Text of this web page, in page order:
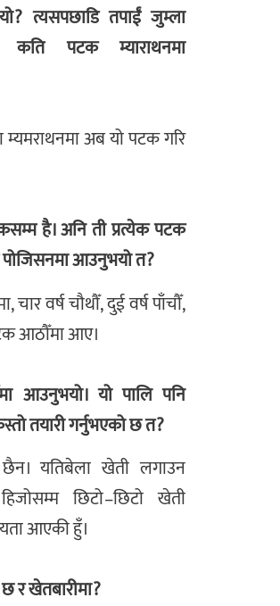
त्यसपछाडि तपाईं जुम्ला
कति पटक म्याराथनमा
म्यमराथनमा अब यो पटक गरि
है। अनि ती प्रत्येक पटक
आउनुभयो त?
चार वर्ष चौथौँ, दुई वर्ष पाँचौँ,
आठौँमा आए।
आउनुभयो। यो पालि पनि
तयारी गर्नुभएको छ त?
यतिबेला खेती लगाउन
छिटो–छिटो खेती
आएकी हुँ।
र खेतबारीमा?